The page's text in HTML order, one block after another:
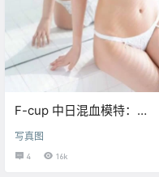
F-cup 中日混血模特：
Anon/あのん【性感写真 ·
22P】
写真图
4 16k